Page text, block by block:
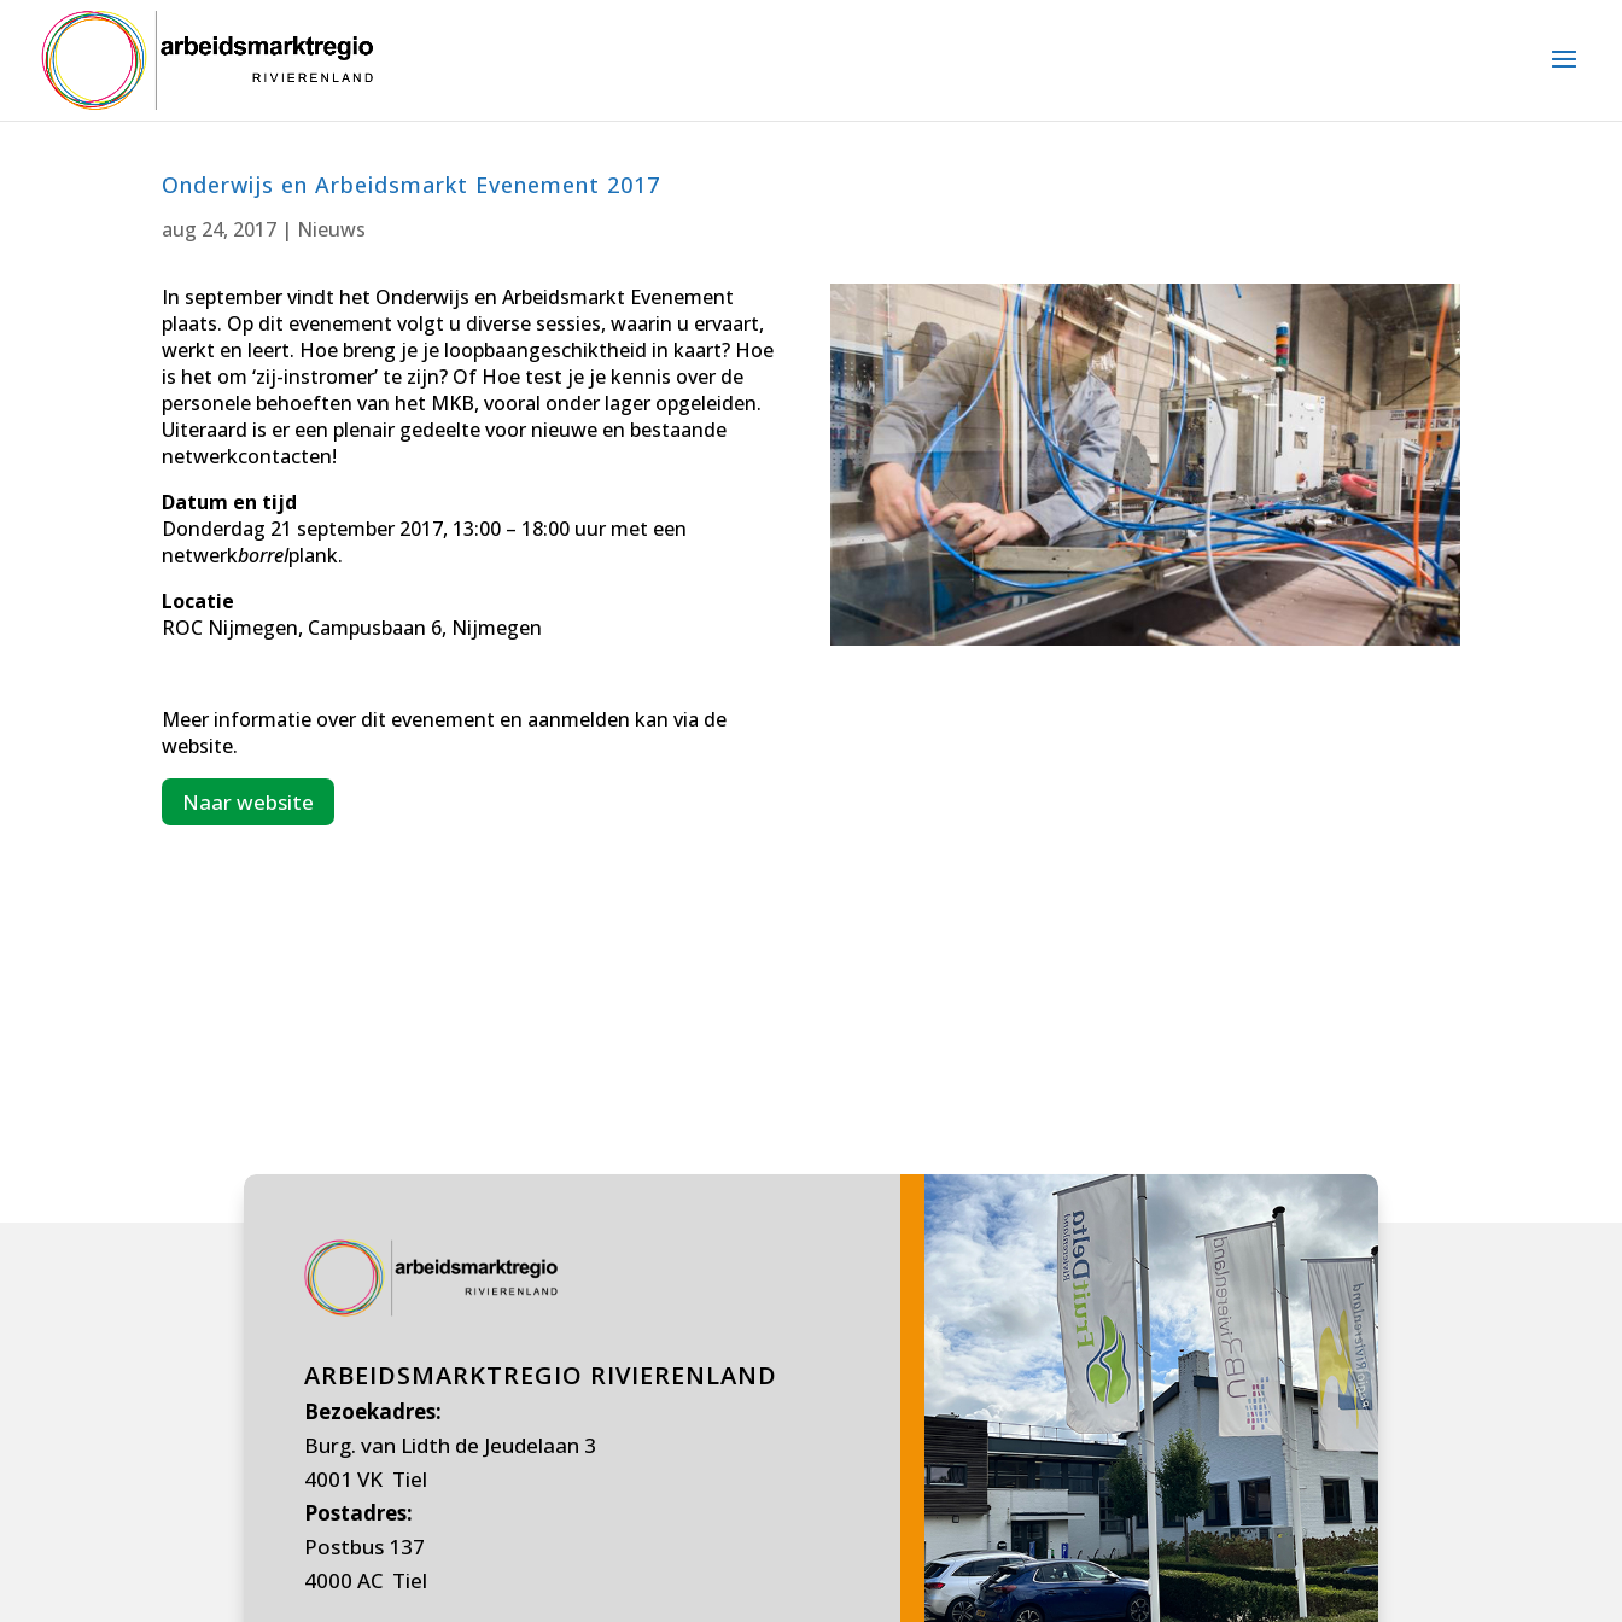
Onderwijs en Arbeidsmarkt Evenement 2017
aug 24, 2017 | Nieuws
In september vindt het Onderwijs en Arbeidsmarkt Evenement
plaats. Op dit evenement volgt u diverse sessies, waarin u ervaart,
werkt en leert. Hoe breng je je loopbaangeschiktheid in kaart? Hoe
is het om ‘zij-instromer’ te zijn? Of Hoe test je je kennis over de
personele behoeften van het MKB, vooral onder lager opgeleiden.
Uiteraard is er een plenair gedeelte voor nieuwe en bestaande
netwerkcontacten!
Datum en tijd
Donderdag 21 september 2017, 13:00 – 18:00 uur met een
netwerkborrelplank.
Locatie
ROC Nijmegen, Campusbaan 6, Nijmegen
Meer informatie over dit evenement en aanmelden kan via de
website.
Naar website
ARBEIDSMARKTREGIO RIVIERENLAND
Bezoekadres:
Burg. van Lidth de Jeudelaan 3
4001 VK Tiel
Postadres:
Postbus 137
4000 AC Tiel